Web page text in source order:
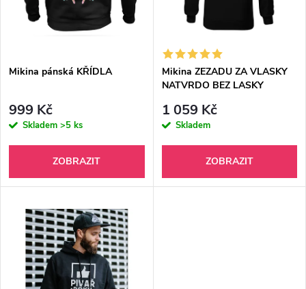
r
o
d
u
p
r
o
Mikina pánská KŘÍDLA
999 Kč
Skladem >5 ks
ZOBRAZIT
Mikina ZEZADU ZA VLASKY
NATVRDO BEZ LASKY
1 059 Kč
Skladem
ZOBRAZIT